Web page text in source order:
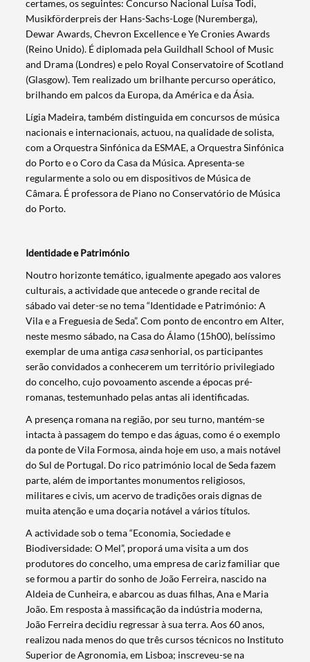
Termo de Pesquisa
Filtros
certames, os seguintes: Concurso Nacional Luísa Todi,
Musikförderpreis der Hans-Sachs-Loge (Nuremberga),
Dewar Awards, Chevron Excellence e Ye Cronies Awards
(Reino Unido). É diplomada pela Guildhall School of Music
and Drama (Londres) e pelo Royal Conservatoire of Scotland
(Glasgow). Tem realizado um brilhante percurso operático,
brilhando em palcos da Europa, da América e da Ásia.
Lígia Madeira, também distinguida em concursos de música
nacionais e internacionais, actuou, na qualidade de solista,
com a Orquestra Sinfónica da ESMAE, a Orquestra Sinfónica
do Porto e o Coro da Casa da Música. Apresenta-se
regularmente a solo ou em dispositivos de Música de
Câmara. É professora de Piano no Conservatório de Música
do Porto.
Identidade e Património
Noutro horizonte temático, igualmente apegado aos valores
culturais, a actividade que antecede o grande recital de
sábado vai deter-se no tema “Identidade e Património: A
Vila e a Freguesia de Seda”. Com ponto de encontro em Alter,
neste mesmo sábado, na Casa do Álamo (15h00), belíssimo
exemplar de uma antiga casasenhorial, os participantes
serão convidados a conhecerem um território privilegiado
do concelho, cujo povoamento ascende a épocas pré-
romanas, testemunhado pelas antas ali identificadas.
A presença romana na região, por seu turno, mantém-se
intacta à passagem do tempo e das águas, como é o exemplo
da ponte de Vila Formosa, ainda hoje em uso, a mais notável
do Sul de Portugal. Do rico património local de Seda fazem
parte, além de importantes monumentos religiosos,
militares e civis, um acervo de tradições orais dignas de
muita atenção e uma doçaria notável a vários títulos.
A actividade sob o tema “Economia, Sociedade e
Biodiversidade: O Mel”, proporá uma visita a um dos
produtores do concelho, uma empresa de cariz familiar que
se formou a partir do sonho de João Ferreira, nascido na
Aldeia de Cunheira, e abarcou as duas filhas, Ana e Maria
João. Em resposta à massificação da indústria moderna,
João Ferreira decidiu regressar à sua terra. Aos 60 anos,
realizou nada menos do que três cursos técnicos no Instituto
Superior de Agronomia, em Lisboa; inscreveu-se na